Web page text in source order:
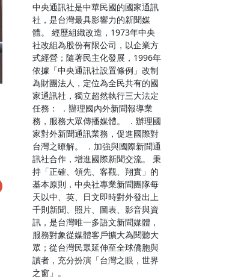
中央通訊社是中華民國的國家通訊
社，是台灣最具影響力的新聞媒
體。 經歷組織改造，1973年中央
社改組為股份有限公司，以企業方
式經營；隨著民主化發展，1996年
依據「中央通訊社設置條例」改制
為財團法人，定位為全民共有的國
家通訊社，獨立超然執行三大法定
任務： ．辦理國內外新聞報導業
務，服務大眾傳播媒體。 ．辦理國
家對外新聞通訊業務，促進國際對
台灣之瞭解。 ．加強與國際新聞通
訊社合作，增進國際新聞交流。 秉
持「正確、領先、客觀、翔實」的
基本原則，中央社專業新聞團隊每
天以中、英、日文即時對外發出上
千則新聞、照片、圖表、影音與資
訊，是台灣唯一多語文新聞媒體，
服務對象從媒體客戶擴大為閱聽大
眾；從台灣民眾延伸至全球僑胞與
讀者，充分扮演「台灣之眼，世界
之窗」。